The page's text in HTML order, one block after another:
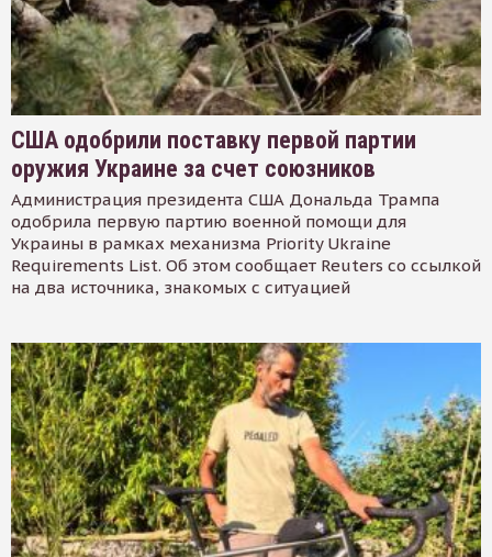
США одобрили поставку первой партии
оружия Украине за счет союзников
Администрация президента США Дональда Трампа
одобрила первую партию военной помощи для
Украины в рамках механизма Priority Ukraine
Requirements List. Об этом сообщает Reuters со ссылкой
на два источника, знакомых с ситуацией